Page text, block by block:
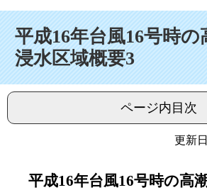
平成16年台風16号時の
浸水区域概要3
ページ内目次
更新
平成16年台風16号時の高